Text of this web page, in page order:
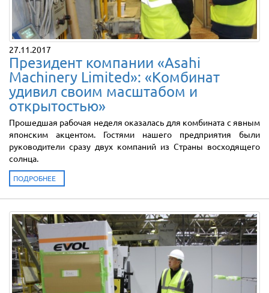
27.11.2017
Президент компании «Asahi
Machinery Limited»: «Комбинат
удивил своим масштабом и
открытостью»
Прошедшая рабочая неделя оказалась для комбината с явным
японским акцентом. Гостями нашего предприятия были
руководители сразу двух компаний из Страны восходящего
солнца.
ПОДРОБНЕЕ